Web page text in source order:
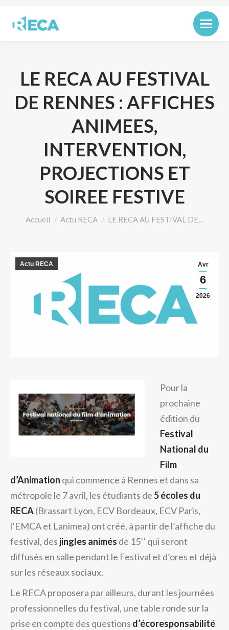
LE RECA AU FESTIVAL
DE RENNES : AFFICHES
ANIMEES,
INTERVENTION,
PROJECTIONS ET
SOIREE FESTIVE
Vous êtes ici :
Accueil Actu RECA LE RECA AU FESTIVAL DE…
Avr
6
2026
Actu RECA
Pour la
prochaine
édition du
Festival
National du
Film
d’Animation qui commence à Rennes et dans sa
métropole le 7 avril, les étudiants de5 écoles du
RECA(Brassart Lyon, ECV Bordeaux, ECV Paris,
l’EMCA et Lanimea) ont créé, à partir de l’affiche du
festival, des jingles animés de 15’’ qui seront
diffusés en salle pendant le Festival et d’ores et déjà
sur les réseaux sociaux.
Le RECA proposera par ailleurs, durant les journées
professionnelles du festival, une table ronde sur la
prise en compte des questions d’écoresponsabilité